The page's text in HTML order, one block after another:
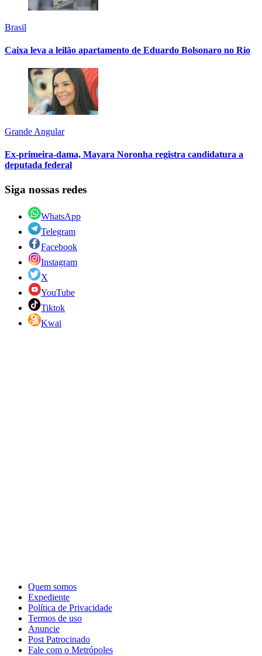
Brasil
Caixa leva a leilão apartamento de Eduardo Bolsonaro no Rio
Grande Angular
Ex-primeira-dama, Mayara Noronha registra candidatura a
deputada federal
Siga nossas redes
WhatsApp
Telegram
Facebook
Instagram
X
YouTube
Tiktok
Kwai
Quem somos
Expediente
Política de Privacidade
Termos de uso
Anuncie
Post Patrocinado
Fale com o Metrópoles